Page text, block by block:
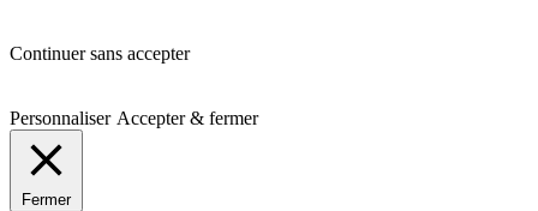
Continuer sans accepter
Personnaliser Accepter & fermer
Fermer